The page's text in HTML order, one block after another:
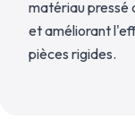
matériau pressé
et améliorant
pièces rigides.